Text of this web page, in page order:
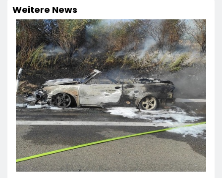
Weitere News